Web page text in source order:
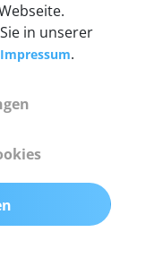
in unserer
Impressum.